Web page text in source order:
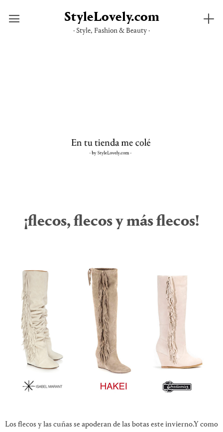
StyleLovely.com
· Style, Fashion & Beauty ·
¡flecos, flecos y más flecos!
Los flecos y las cuñas se apoderan de las botas este invierno.Y como